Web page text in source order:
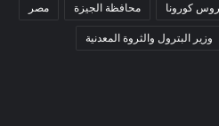
كورونا محافظة الجيزة مصر
وزير البترول والثروة المعدنية